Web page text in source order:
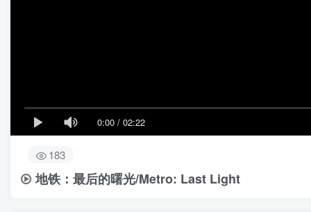
0:00 / 02:22
183
地铁：最后的曙光/Metro: Last Light